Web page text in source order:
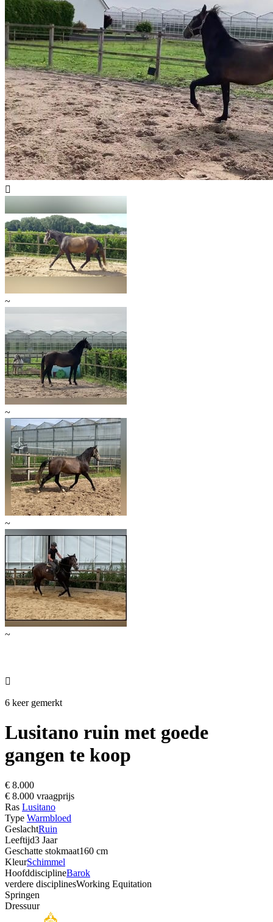

~
~
~
~

6 keer gemerkt
Lusitano ruin met goede
gangen te koop
€ 8.000
€ 8.000 vraagprijs
Ras Lusitano
Type Warmbloed
GeslachtRuin
Leeftijd3 Jaar
Geschatte stokmaat160 cm
KleurSchimmel
HoofddisciplineBarok
verdere disciplinesWorking Equitation
Springen
Dressuur